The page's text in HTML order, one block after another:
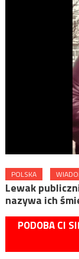
POLSKA
Lewak
nazywa ich
PODOBA CI